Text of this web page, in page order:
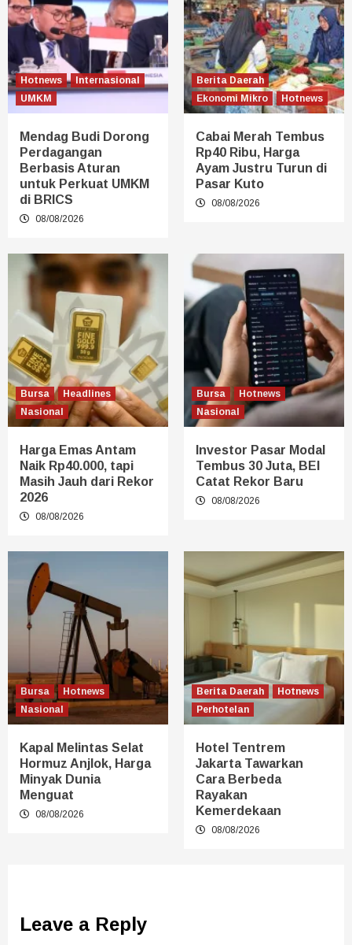
Hotnews
Internasional
UMKM
Mendag Budi Dorong
Perdagangan
Berbasis Aturan
untuk Perkuat UMKM
di BRICS
08/08/2026
Berita Daerah
Ekonomi Mikro
Hotnews
Cabai Merah Tembus
Rp40 Ribu, Harga
Ayam Justru Turun di
Pasar Kuto
08/08/2026
Bursa
Headlines
Nasional
Harga Emas Antam
Naik Rp40.000, tapi
Masih Jauh dari Rekor
2026
08/08/2026
Bursa
Hotnews
Nasional
Investor Pasar Modal
Tembus 30 Juta, BEI
Catat Rekor Baru
08/08/2026
Bursa
Hotnews
Nasional
Kapal Melintas Selat
Hormuz Anjlok, Harga
Minyak Dunia
Menguat
08/08/2026
Berita Daerah
Hotnews
Perhotelan
Hotel Tentrem
Jakarta Tawarkan
Cara Berbeda
Rayakan
Kemerdekaan
08/08/2026
Leave a Reply